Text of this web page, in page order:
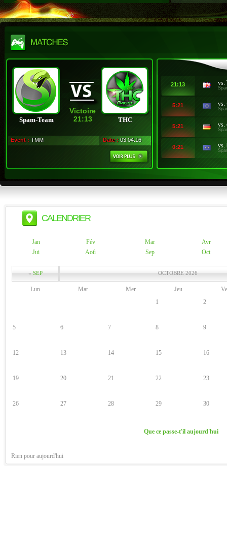
Spam-Team
Victoire
21:13
THC
Event : TMM Date : 03.04.16
21:13 vs.
5:21 vs.
5:21 vs.
0:21 vs.
CALENDRIER
Jan Fév Mar
Avr
Jui
Aoû Sep Oct
«SEP OCTOBRE 2026
Lun Mar Mer Jeu
1
2
5 6 7 8 9
12 13 14 15 16
19 20 21 22 23
26 27 28 29 30
Que ce passe-t'il aujourd'hui
Rien pour aujourd'hui